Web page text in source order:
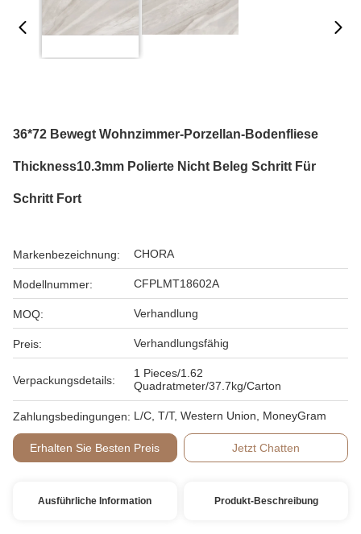
36*72 Bewegt Wohnzimmer-Porzellan-Bodenfliese
Thickness10.3mm Polierte Nicht Beleg Schritt Für
Schritt Fort
Markenbezeichnung: CHORA
Modellnummer: CFPLMT18602A
MOQ: Verhandlung
Preis: Verhandlungsfähig
Verpackungsdetails:
1 Pieces/1.62
Quadratmeter/37.7kg/Carton
Zahlungsbedingungen: L/C, T/T, Western Union, MoneyGram
Erhalten Sie Besten Preis Jetzt Chatten
Ausführliche Information Produkt-Beschreibung